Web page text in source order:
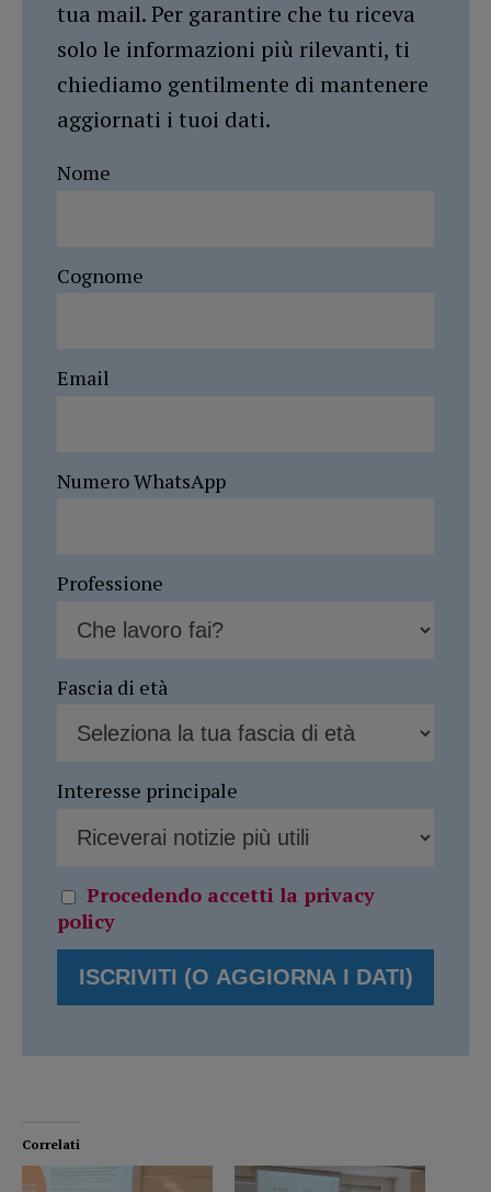
tua mail. Per garantire che tu riceva
solo le informazioni più rilevanti, ti
chiediamo gentilmente di mantenere
aggiornati i tuoi dati.
Nome
Cognome
Email
Numero WhatsApp
Professione
Fascia di età
Interesse principale
Procedendo accetti la privacy
policy
Correlati